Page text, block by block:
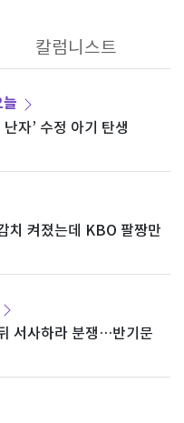
의 생각과 자세, 가치를 갖
불안한가대한민국은 더
민소득은 3만 달러를 넘어
칼럼니스트
자’ 수정 아기 탄생
치 켜졌는데 KBO 팔짱만
서사하라 분쟁…반기문